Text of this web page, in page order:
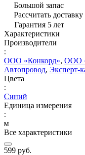
Большой запас
Рассчитать доставку
Гарантия 5 лет
Характеристики
Производители
:
ООО «Конкорд», ООО
Автопровод, Эксперт-
Цвета
:
Синий
Единица измерения
:
м
Все характеристики
599 руб.